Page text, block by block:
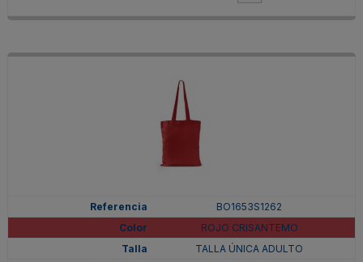
BO1653S1262
ROJO CRISANTEMO
TALLA ÚNICA ADULTO